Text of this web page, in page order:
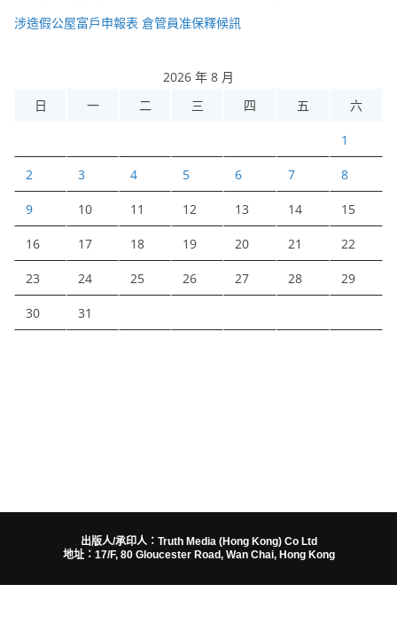
涉造假公屋富戶申報表 倉管員准保釋候訊
2026 年 8 月
日
一 二 三 四 五 六
1
2 3 4 5 6 7 8
9 10 11 12 13 14 15
16 17 18 19 20 21 22
23 24 25 26 27 28 29
30 31
出版人/承印人：Truth Media (Hong Kong) Co Ltd
地址：17/F, 80 Gloucester Road, Wan Chai, Hong Kong